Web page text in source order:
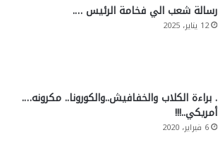
رسالة شعب الي فخامة الرئيس ….
12 يناير، 2025
. براءة الكلاب والخفافيش..والكورونا.. مكرونه….
أمريكي..!!!
6 فبراير، 2020